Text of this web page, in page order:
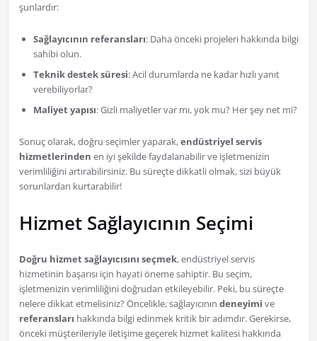
şunlardır:
Sağlayıcının referansları: Daha önceki projeleri hakkında bilgi
sahibi olun.
Teknik destek süresi: Acil durumlarda ne kadar hızlı yanıt
verebiliyorlar?
Maliyet yapısı: Gizli maliyetler var mı, yok mu? Her şey net mi?
Sonuç olarak, doğru seçimler yaparak,endüstriyel servis
hizmetlerinden en iyi şekilde faydalanabilir ve işletmenizin
verimliliğini artırabilirsiniz. Bu süreçte dikkatli olmak, sizi büyük
sorunlardan kurtarabilir!
Hizmet Sağlayıcının Seçimi
Doğru hizmet sağlayıcısını seçmek, endüstriyel servis
hizmetinin başarısı için hayati öneme sahiptir. Bu seçim,
işletmenizin verimliliğini doğrudan etkileyebilir. Peki, bu süreçte
nelere dikkat etmelisiniz? Öncelikle, sağlayıcının deneyimi ve
referansları hakkında bilgi edinmek kritik bir adımdır. Gerekirse,
önceki müşterileriyle iletişime geçerek hizmet kalitesi hakkında